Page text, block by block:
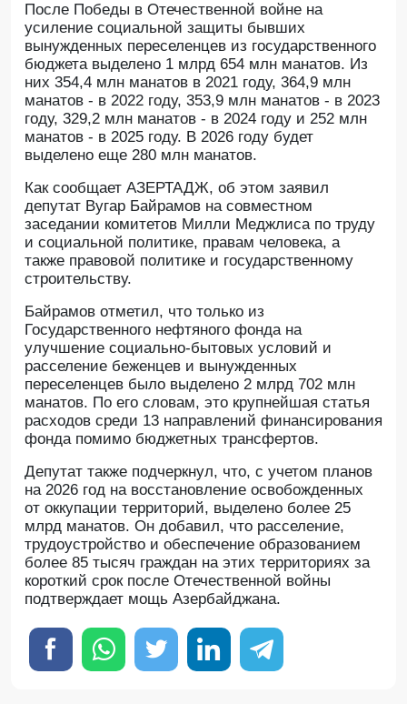
После Победы в Отечественной войне на
усиление социальной защиты бывших
вынужденных переселенцев из государственного
бюджета выделено 1 млрд 654 млн манатов. Из
них 354,4 млн манатов в 2021 году, 364,9 млн
манатов - в 2022 году, 353,9 млн манатов - в 2023
году, 329,2 млн манатов - в 2024 году и 252 млн
манатов - в 2025 году. В 2026 году будет
выделено еще 280 млн манатов.
Как сообщает АЗЕРТАДЖ, об этом заявил
депутат Вугар Байрамов на совместном
заседании комитетов Милли Меджлиса по труду
и социальной политике, правам человека, а
также правовой политике и государственному
строительству.
Байрамов отметил, что только из
Государственного нефтяного фонда на
улучшение социально-бытовых условий и
расселение беженцев и вынужденных
переселенцев было выделено 2 млрд 702 млн
манатов. По его словам, это крупнейшая статья
расходов среди 13 направлений финансирования
фонда помимо бюджетных трансфертов.
Депутат также подчеркнул, что, с учетом планов
на 2026 год на восстановление освобожденных
от оккупации территорий, выделено более 25
млрд манатов. Он добавил, что расселение,
трудоустройство и обеспечение образованием
более 85 тысяч граждан на этих территориях за
короткий срок после Отечественной войны
подтверждает мощь Азербайджана.